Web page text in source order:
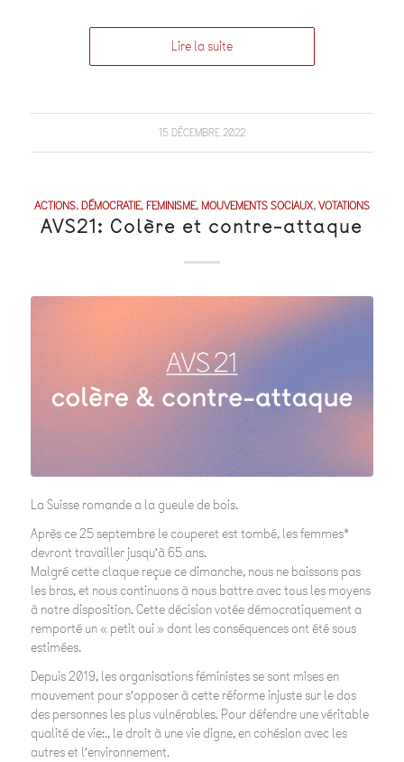
Lire la suite
15 DÉCEMBRE 2022
ACTIONS,DÉMOCRATIE,FEMINISME, MOUVEMENTS SOCIAUX,VOTATIONS
AVS21: Colère et contre-attaque
La Suisse romande a la gueule de bois.
Après ce 25 septembre le couperet est tombé, les femmes*
devront travailler jusqu’à 65 ans.
Malgré cette claque reçue ce dimanche, nous ne baissons pas
les bras, et nous continuons à nous battre avec tous les moyens
à notre disposition. Cette décision votée démocratiquement a
remporté un « petit oui » dont les conséquences ont été sous
estimées.
Depuis 2019, les organisations féministes se sont mises en
mouvement pour s’opposer à cette réforme injuste sur le dos
des personnes les plus vulnérables. Pour défendre une véritable
qualité de vie:., le droit à une vie digne, en cohésion avec les
autres et l’environnement.